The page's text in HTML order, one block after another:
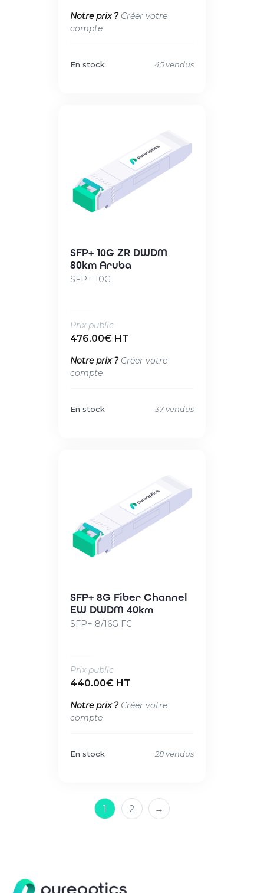
Notre prix ? Créer votre
compte
En stock 45 vendus
SFP+ 10G ZR DWDM
80km Aruba
SFP+ 10G
Prix public
476.00€ HT
Notre prix ? Créer votre
compte
En stock 37 vendus
SFP+ 8G Fiber Channel
EW DWDM 40km
SFP+ 8/16G FC
Prix public
440.00€ HT
Notre prix ? Créer votre
compte
En stock 28 vendus
1 2 →